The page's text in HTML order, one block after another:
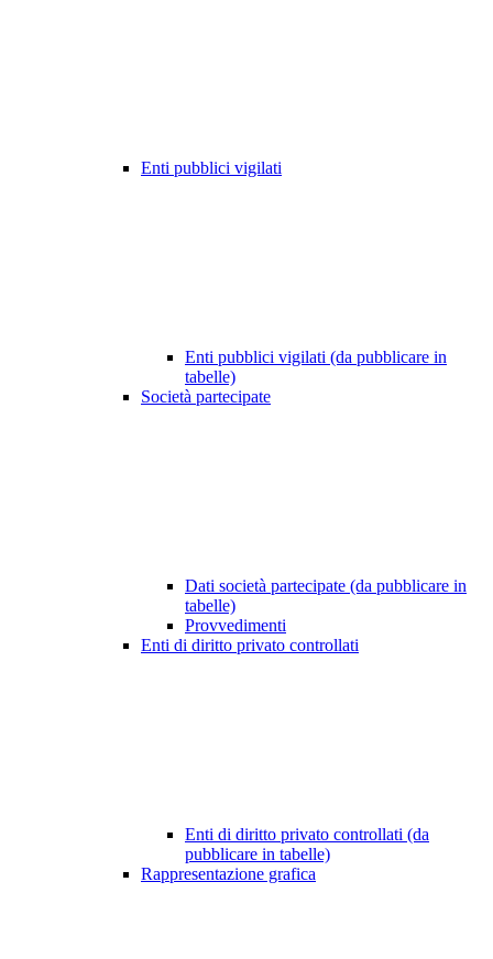
Enti pubblici vigilati
Enti pubblici vigilati (da pubblicare in
tabelle)
Società partecipate
Dati società partecipate (da pubblicare in
tabelle)
Provvedimenti
Enti di diritto privato controllati
Enti di diritto privato controllati (da
pubblicare in tabelle)
Rappresentazione grafica